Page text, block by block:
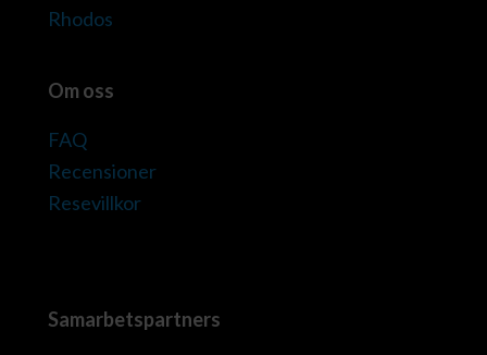
Rhodos
Om oss
FAQ
Recensioner
Resevillkor
Samarbetspartners